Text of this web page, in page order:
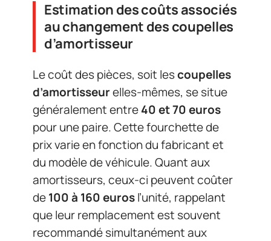
Estimation des coûts associés
au changement des coupelles
d’amortisseur
Le coût des pièces, soit lescoupelles
d’amortisseurelles-mêmes, se situe
généralement entre40 et 70 euros
pour une paire. Cette fourchette de
prix varie en fonction du fabricant et
du modèle de véhicule. Quant aux
amortisseurs, ceux-ci peuvent coûter
de100 à 160 eurosl’unité, rappelant
que leur remplacement est souvent
recommandé simultanément aux